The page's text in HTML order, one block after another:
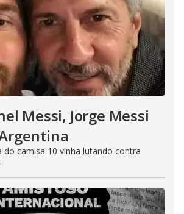
Messi, Jorge Messi
do camisa 10 vinha lutando contra